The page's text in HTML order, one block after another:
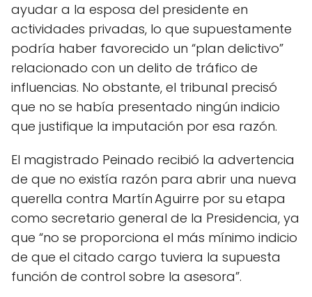
ayudar a la esposa del presidente en
actividades privadas, lo que supuestamente
podría haber favorecido un “plan delictivo”
relacionado con un delito de tráfico de
influencias. No obstante, el tribunal precisó
que no se había presentado ningún indicio
que justifique la imputación por esa razón.
El magistrado Peinado recibió la advertencia
de que no existía razón para abrir una nueva
querella contra Martín Aguirre por su etapa
como secretario general de la Presidencia, ya
que “no se proporciona el más mínimo indicio
de que el citado cargo tuviera la supuesta
función de control sobre la asesora”.